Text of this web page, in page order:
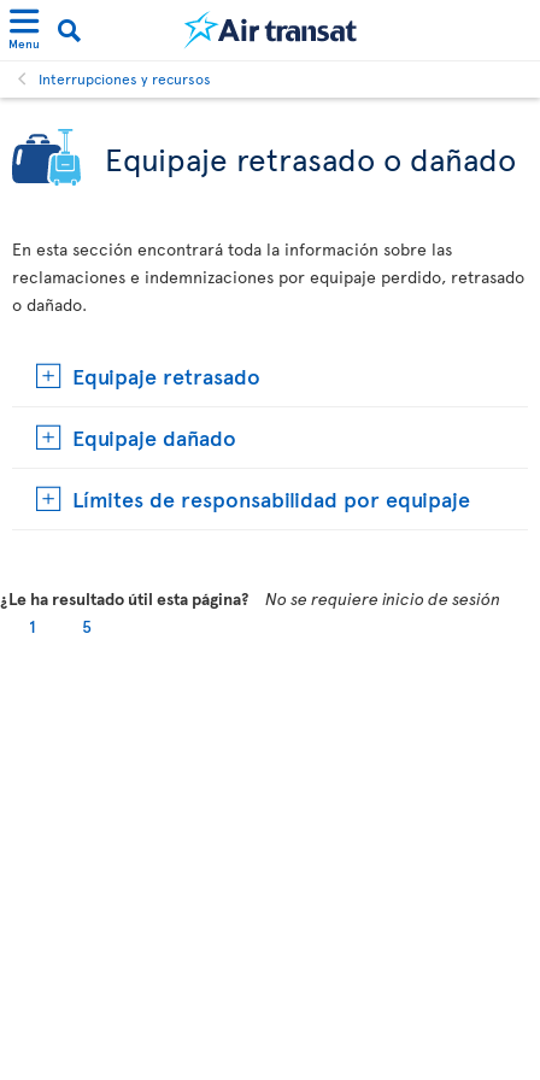
Menu
Interrupciones y recursos
Equipaje retrasado o dañado
En esta sección encontrará toda la información sobre las
reclamaciones e indemnizaciones por equipaje perdido, retrasado
o dañado.
Equipaje retrasado
Equipaje dañado
Límites de responsabilidad por equipaje
¿Le ha resultado útil esta página?
No se requiere inicio de sesión
1
5